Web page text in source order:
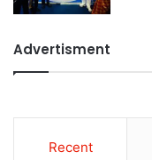
Advertisment
Recent